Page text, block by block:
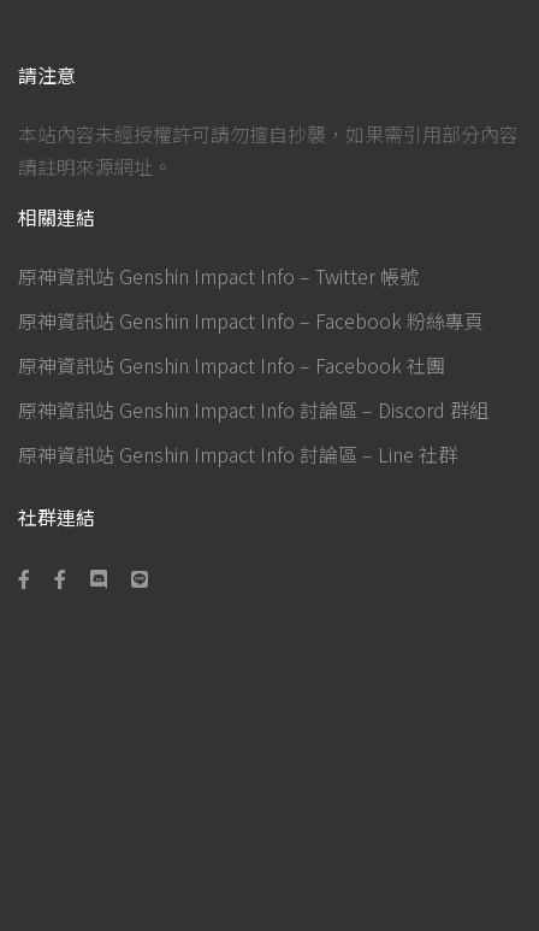
請注意
本站內容未經授權許可請勿擅自抄襲，如果需引用部分內容
請註明來源網址。
相關連結
原神資訊站 Genshin Impact Info – Twitter 帳號
原神資訊站 Genshin Impact Info – Facebook 粉絲專頁
原神資訊站 Genshin Impact Info – Facebook 社團
原神資訊站 Genshin Impact Info 討論區 – Discord 群組
原神資訊站 Genshin Impact Info 討論區 – Line 社群
社群連結